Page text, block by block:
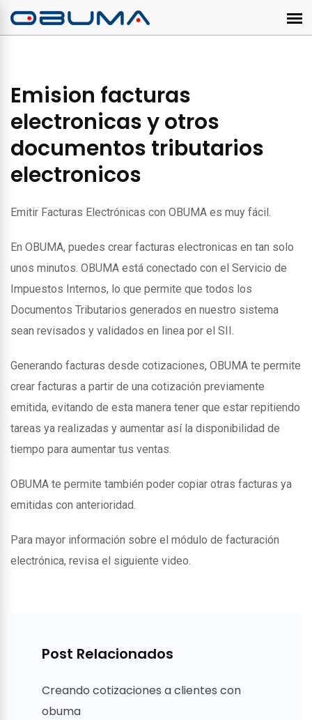
Emision facturas
electronicas y otros
documentos tributarios
electronicos
Emitir Facturas Electrónicas con OBUMA es muy fácil.
En OBUMA, puedes crear facturas electronicas en tan solo
unos minutos. OBUMA está conectado con el Servicio de
Impuestos Internos, lo que permite que todos los
Documentos Tributarios generados en nuestro sistema
sean revisados y validados en linea por el SII.
Generando facturas desde cotizaciones, OBUMA te permite
crear facturas a partir de una cotización previamente
emitida, evitando de esta manera tener que estar repitiendo
tareas ya realizadas y aumentar así la disponibilidad de
tiempo para aumentar tus ventas.
OBUMA te permite también poder copiar otras facturas ya
emitidas con anterioridad.
Para mayor información sobre el módulo de facturación
electrónica, revisa el siguiente video.
Post Relacionados
Creando cotizaciones a clientes con
obuma